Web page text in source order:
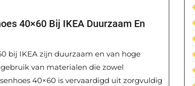
40×60 Bij IKEA Duurzaam En
bij IKEA zijn duurzaam en van hoge
van materialen die zowel
40×60 is vervaardigd uit zorgvuldig